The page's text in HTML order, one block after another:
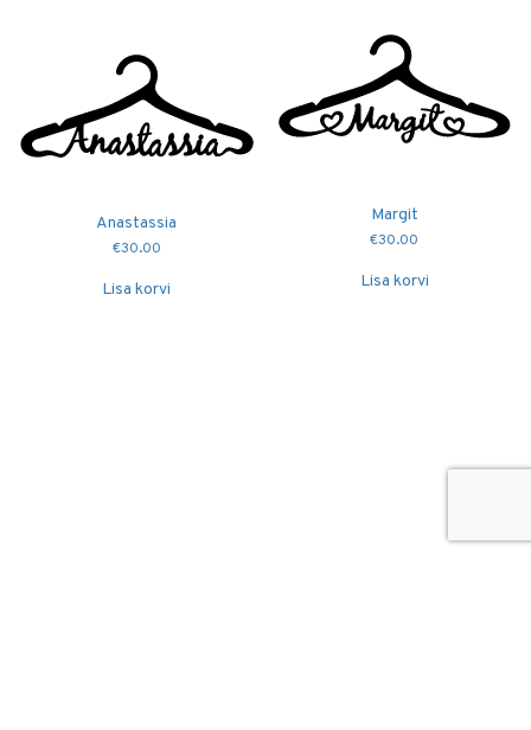
Anastassia
€30.00
Lisa korvi
Margit
€30.00
Lisa korvi